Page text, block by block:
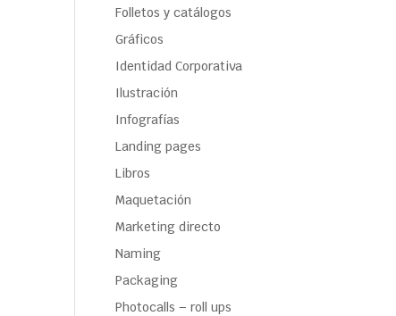
Folletos y catálogos
Gráficos
Identidad Corporativa
Ilustración
Infografías
Landing pages
Libros
Maquetación
Marketing directo
Naming
Packaging
Photocalls – roll ups